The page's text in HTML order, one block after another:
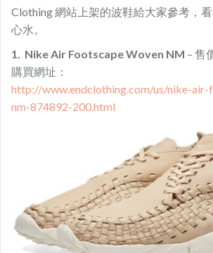
Clothing 網站上架的波鞋給大家參考，
心水。
1. Nike Air Footscape Woven NM – 售
購買網址：
http://www.endclothing.com/us/nike-air-
nm-874892-200.html